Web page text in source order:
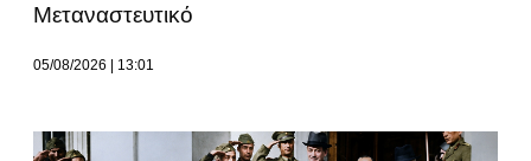
Μεταναστευτικό
05/08/2026 13:01